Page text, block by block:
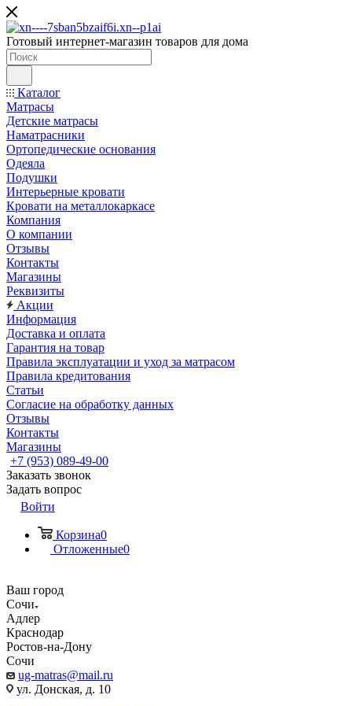
Готовый интернет-магазин товаров для дома
Каталог
Матрасы
Детские матрасы
Наматрасники
Ортопедические основания
Одеяла
Подушки
Интерьерные кровати
Кровати на металлокаркасе
Компания
О компании
Отзывы
Контакты
Магазины
Реквизиты
Акции
Информация
Доставка и оплата
Гарантия на товар
Правила эксплуатации и уход за матрасом
Правила кредитования
Статьи
Согласие на обработку данных
Отзывы
Контакты
Магазины
+7 (953) 089-49-00
Заказать звонок
Задать вопрос
Войти
Корзина0
Отложенные0
Ваш город
Сочи
Адлер
Краснодар
Ростов-на-Дону
Сочи
ug-matras@mail.ru
ул. Донская, д. 10